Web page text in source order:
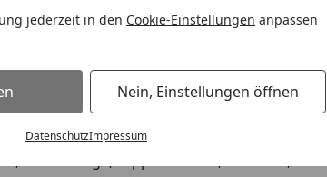
jederzeit in den Cookie-Einstellungen anpassen
Nein, Einstellungen öffnen
DatenschutzImpressum
günstig kaufen
Ihres neuen Karibu
Geräte- oder Gartenhauses wird nur
Kombizange, Teppichmesser, Zollstock,